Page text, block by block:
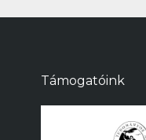
Támogatóink